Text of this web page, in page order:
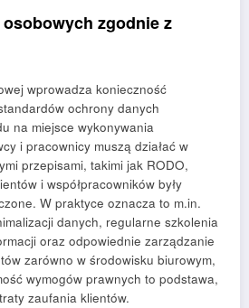
zgodnie z
wprowadza konieczność
ochrony danych
na miejsce wykonywania
i pracownicy muszą działać w
przepisami, takimi jak RODO,
i współpracowników były
W praktyce oznacza to m.in.
danych, regularne szkolenia
oraz odpowiednie zarządzanie
zarówno w środowisku biurowym,
wymogów prawnych to podstawa,
zaufania klientów.